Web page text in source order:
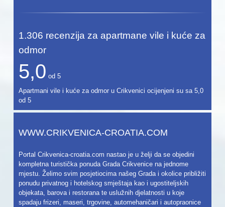
1.306 recenzija za apartmane vile i kuće za
odmor
5,0 od 5
Apartmani vile i kuće za odmor u Crikvenici ocijenjeni su sa 5,0
od 5
WWW.CRIKVENICA-CROATIA.COM
Portal Crikvenica-croatia.com nastao je u želji da se objedini
kompletna turistička ponuda Grada Crikvenice na jednome
mjestu. Želimo svim posjetiocima našeg Grada i okolice približiti
ponudu privatnog i hotelskog smještaja kao i ugostiteljskih
objekata, barova i restorana te uslužnih djelatnosti u koje
spadaju frizeri, maseri, trgovine, automehaničari i autopraonice